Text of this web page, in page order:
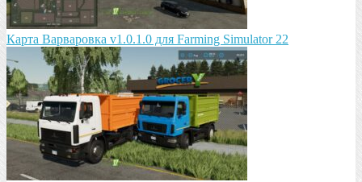
Карта Варваровка v1.0.1.0 для Farming Simulator 22